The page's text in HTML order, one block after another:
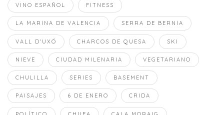
VINO ESPAÑOL FITNESS
LA MARINA DE VALENCIA SERRA DE BERNIA
VALL D'UXÓ CHARCOS DE QUESA SKI
NIEVE CIUDAD MILENARIA VEGETARIANO
CHULILLA SERIES BASEMENT
PAISAJES 6 DE ENERO CRIDA